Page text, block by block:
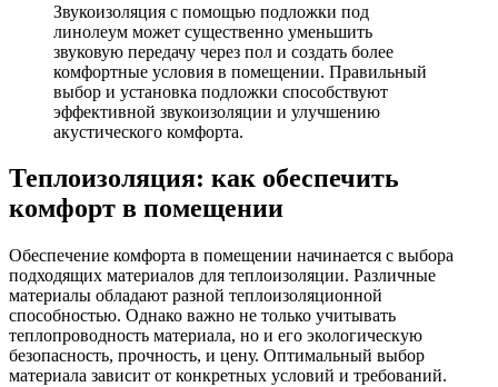
Звукоизоляция с помощью подложки под
линолеум может существенно уменьшить
звуковую передачу через пол и создать более
комфортные условия в помещении. Правильный
выбор и установка подложки способствуют
эффективной звукоизоляции и улучшению
акустического комфорта.
Теплоизоляция: как обеспечить
комфорт в помещении
Обеспечение комфорта в помещении начинается с выбора
подходящих материалов для теплоизоляции. Различные
материалы обладают разной теплоизоляционной
способностью. Однако важно не только учитывать
теплопроводность материала, но и его экологическую
безопасность, прочность, и цену. Оптимальный выбор
материала зависит от конкретных условий и требований.